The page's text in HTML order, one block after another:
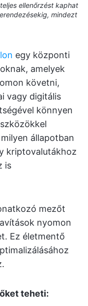
ellenőrzést kaphat
mindezt
egy központi
amelyek
követni,
vagy digitális
könnyen
állapotban
kriptovalutákhoz
is
mezőt
nyomon
Ez életmentő
teheti: